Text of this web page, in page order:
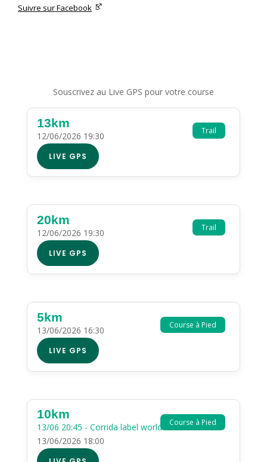
Suivre sur Facebook
Souscrivez au Live GPS pour votre course
Trail
13km
12/06/2026 19:30
LIVE GPS
Trail
20km
12/06/2026 19:30
LIVE GPS
Course à Pied
5km
13/06/2026 16:30
LIVE GPS
Course à Pied
10km
13/06 20:45 - Corrida label world athletics
13/06/2026 18:00